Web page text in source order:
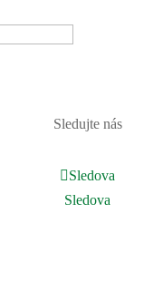
Sledujte nás
Sledova
Sledova